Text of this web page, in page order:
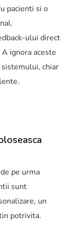
pacienti si o
ului direct
ignora aceste
chiar
pe urma
sunt
un
potrivita.